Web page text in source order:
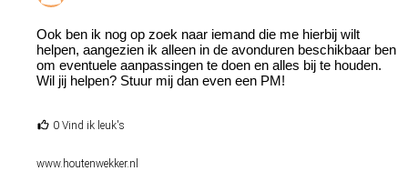
Ook ben ik nog op zoek naar iemand die me hierbij wilt
helpen, aangezien ik alleen in de avonduren beschikbaar ben
om eventuele aanpassingen te doen en alles bij te houden.
Wil jij helpen? Stuur mij dan even een PM!
0 Vind ik leuk's
www.houtenwekker.nl